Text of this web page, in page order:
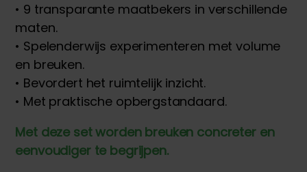
• 9 transparante maatbekers in verschillende
maten.
• Spelenderwijs experimenteren met volume
en breuken.
• Bevordert het ruimtelijk inzicht.
• Met praktische opbergstandaard.
Met deze set worden breuken concreter en
eenvoudiger te begrijpen.